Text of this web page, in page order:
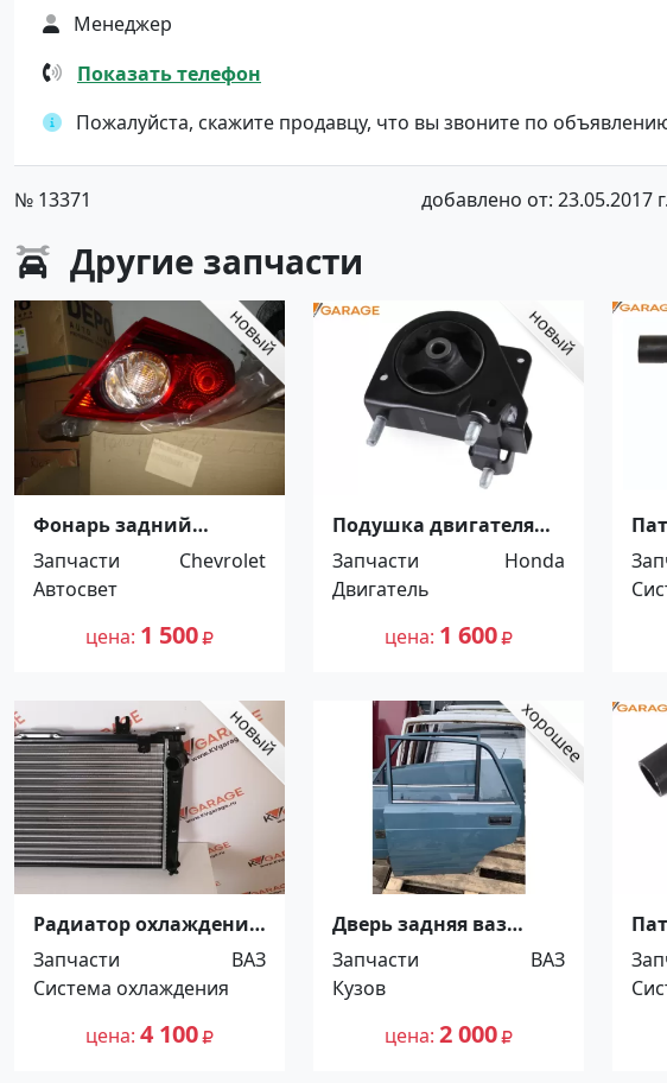
Менеджер
Показать телефон
Пожалуйста, скажите продавцу, что вы звоните по
№ 13371 добавлено от: 23.05.2017 г.
Другие запчасти
Фонарь задний
правый на CHEVROLET
LACETTI хэтчбэк DEPO
Краснодар
Запчасти
Chevrolet
Автосвет
цена 1 500
Подушка двигателя
Honda HR-V 1998-2005г
Краснодар
Запчасти
Honda
Двигатель
цена 1 600
Радиатор охлаждения
LADA GRANTA 2015-
Краснодар
Запчасти
ВАЗ
Система охлаждения
цена 4 100
Дверь задняя ваз
2105/2107 левая
Краснодар
Запчасти
ВАЗ
Кузов
цена 2 000